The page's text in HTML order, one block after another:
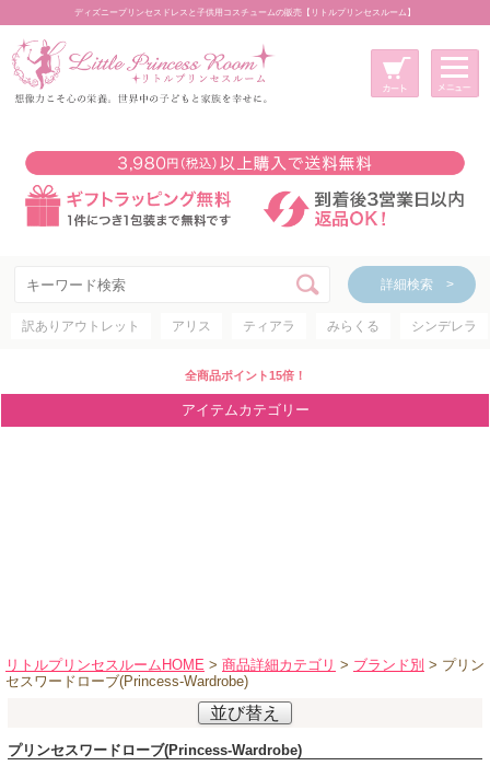
ディズニープリンセスドレスと子供用コスチュームの販売【リトルプリンセスルーム】
詳細検索 >
訳ありアウトレット アリス ティアラ みらくる シンデレラ
全商品ポイント15倍！
アイテムカテゴリー
リトルプリンセスルームHOME > 商品詳細カテゴリ > ブランド別 > プリン
セスワードローブ(Princess-Wardrobe)
並び替え
プリンセスワードローブ(Princess-Wardrobe)
新規会員登録
マイページ
カート
詳細検索 >
アイテムカテゴリー
ディズニープリンセス
ディズニキャラクター
ブランド別に探す
アウトレット